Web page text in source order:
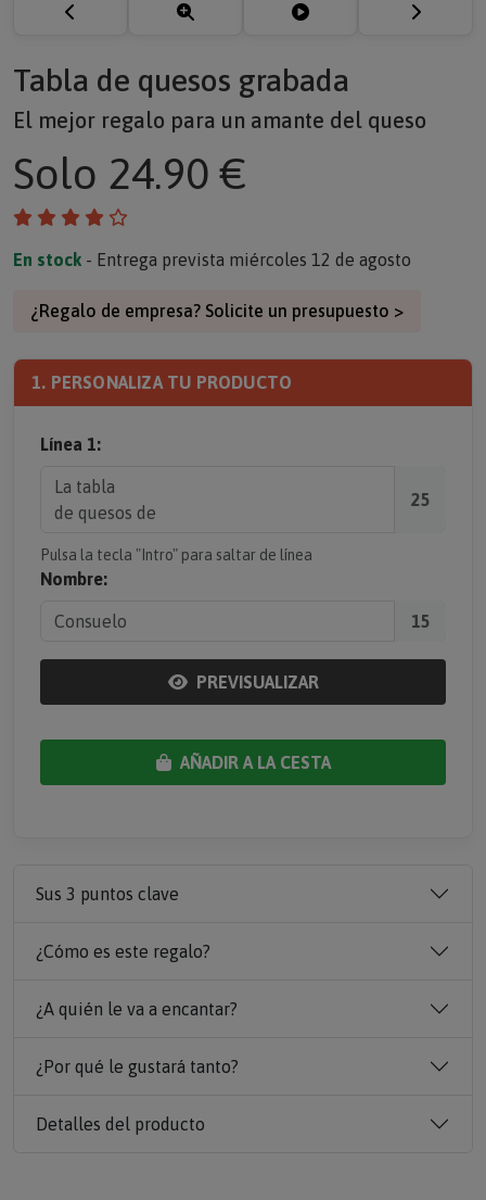
Tabla de quesos grabada
El mejor regalo para un amante del queso
Solo 24.90 €
En stock - Entrega prevista miércoles 12 de agosto
¿Regalo de empresa? Solicite un presupuesto >
1. PERSONALIZA TU PRODUCTO
Línea 1:
25
Pulsa la tecla "Intro" para saltar de línea
Nombre:
15
PREVISUALIZAR
AÑADIR A LA CESTA
Sus 3 puntos clave
¿Cómo es este regalo?
¿A quién le va a encantar?
¿Por qué le gustará tanto?
Detalles del producto